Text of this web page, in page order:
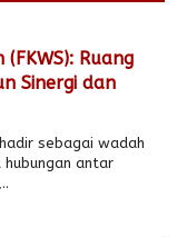
Ruang
Sinergi dan
sebagai wadah
antar